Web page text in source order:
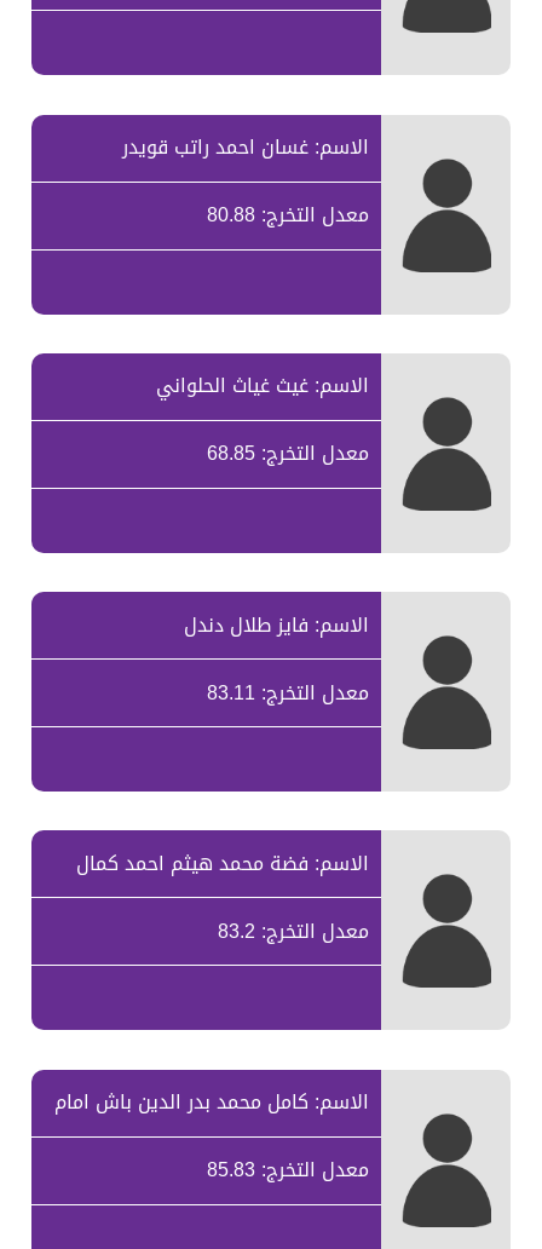
الاسم: غسان احمد راتب قويدر
معدل التخرج: 80.88
الاسم: غيث غياث الحلواني
معدل التخرج: 68.85
الاسم: فايز طلال دندل
معدل التخرج: 83.11
الاسم: فضة محمد هيثم احمد كمال
معدل التخرج: 83.2
الاسم: كامل محمد بدر الدين باش امام
معدل التخرج: 85.83